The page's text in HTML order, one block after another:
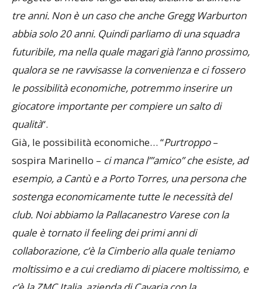
tre anni. Non è un caso che anche Gregg Warburton
abbia solo 20 anni. Quindi parliamo di una squadra
futuribile, ma nella quale magari già l’anno prossimo,
qualora se ne ravvisasse la convenienza e ci fossero
le possibilità economiche, potremmo inserire un
giocatore importante per compiere un salto di
qualità“.
Già, le possibilità economiche… “Purtroppo–
sospira Marinello – ci manca l’”amico” che esiste, ad
esempio, a Cantù e a Porto Torres, una persona che
sostenga economicamente tutte le necessità del
club. Noi abbiamo la Pallacanestro Varese con la
quale è tornato il feeling dei primi anni di
collaborazione, c’è la Cimberio alla quale teniamo
moltissimo e a cui crediamo di piacere moltissimo, e